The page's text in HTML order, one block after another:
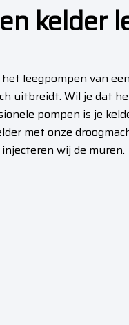
kelder
leegpompen van
uitbreidt. Wil je dat
pompen is je
met onze
wij de muren.